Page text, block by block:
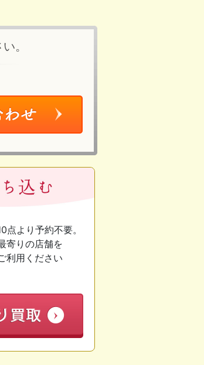
。
点より予約不要。
寄りの店舗を
利用ください